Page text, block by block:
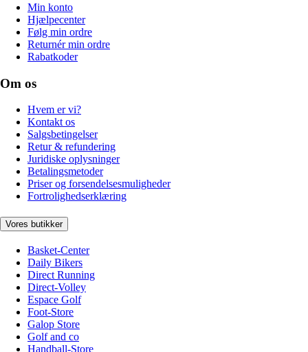
Min konto
Hjælpecenter
Følg min ordre
Returnér min ordre
Rabatkoder
Om os
Hvem er vi?
Kontakt os
Salgsbetingelser
Retur & refundering
Juridiske oplysninger
Betalingsmetoder
Priser og forsendelsesmuligheder
Fortrolighedserklæring
Vores butikker
Basket-Center
Daily Bikers
Direct Running
Direct-Volley
Espace Golf
Foot-Store
Galop Store
Golf and co
Handball-Store